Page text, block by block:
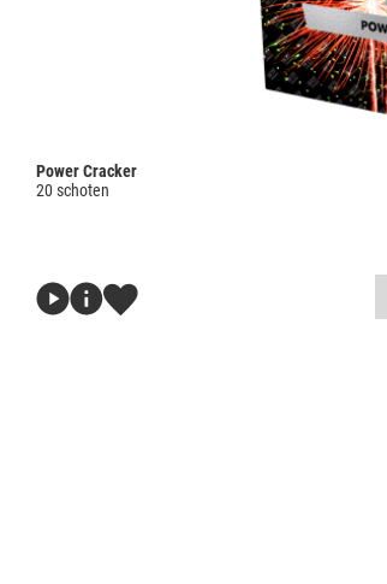
Power Cracker
20 schoten